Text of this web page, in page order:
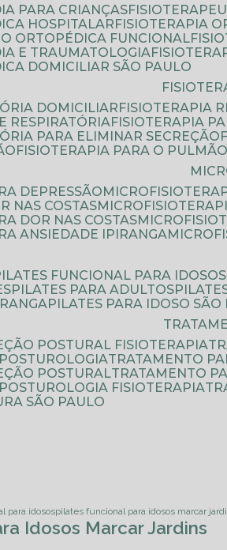
PARA CRIANÇAS
HOSPITALAR
FISIOTERAPIA
ORTOPÉDICA FUNCIONAL
E TRAUMATOLOGIA
DOMICILIAR SÃO PAULO
DOMICILIAR
FISIOTERAPIA
RESPIRATÓRIA
FISIOTERAPIA
PARA ELIMINAR SECREÇÃO
FISIOTERAPIA PARA O
DEPRESSÃO
NAS COSTAS
DOR NAS COSTAS
ANSIEDADE IPIRANGA
PILATES FUNCIONAL PARA IDOSOS
PILATES PARA ADULTOS
PILATES PARA IDOSO
POSTURAL FISIOTERAPIA
TRATAMENTO
POSTURAL
TRATAMENTO
FISIOTERAPIA
SÃO PAULO
para idosospilates funcional para idosos marcar
Idosos Marcar Jardins